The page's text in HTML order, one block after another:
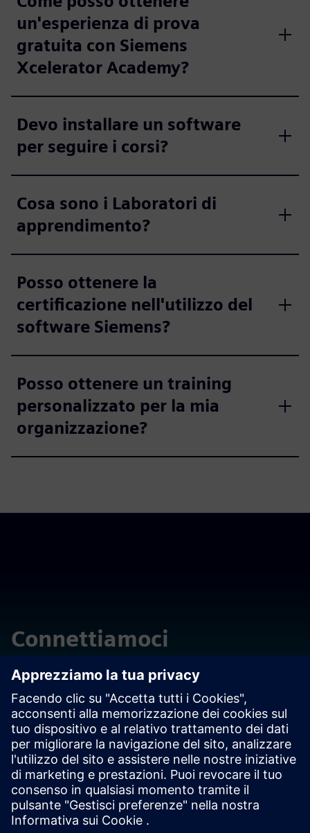
un'esperienza di prova
gratuita con Siemens
Xcelerator Academy?
Devo installare un software
per seguire i corsi?
Cosa sono i Laboratori di
apprendimento?
Posso ottenere la
certificazione nell'utilizzo del
software Siemens?
Posso ottenere un training
personalizzato per la mia
organizzazione?
Connettiamoci
Ha domande? Si lasci aiutare. Ci invii i suoi commenti e le
sue domande.
Contatti per PLM Contatti per EDA